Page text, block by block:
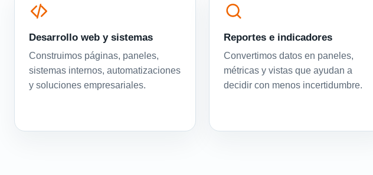
Desarrollo web y sistemas
Construimos páginas, paneles,
sistemas internos, automatizaciones
y soluciones empresariales.
Reportes e indicadores
Convertimos datos en paneles,
métricas y vistas que ayudan a
decidir con menos incertidumbre.